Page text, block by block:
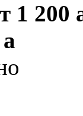
1 200
a